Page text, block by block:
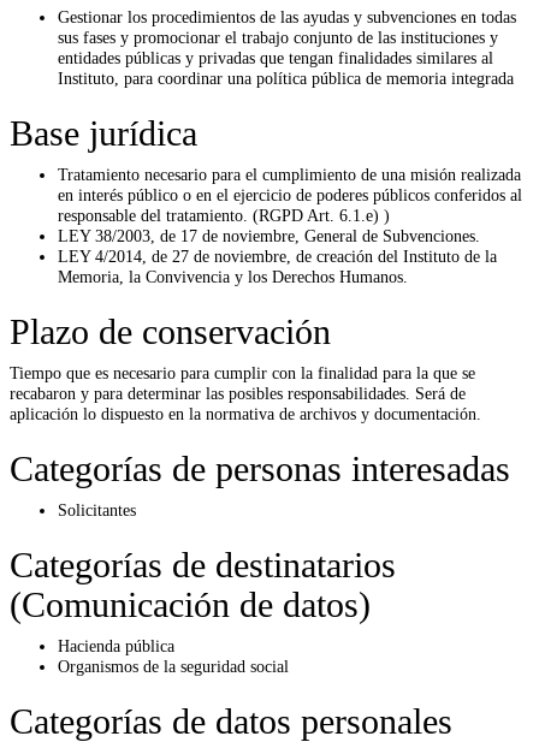
Gestionar los procedimientos de las ayudas y subvenciones en todas
sus fases y promocionar el trabajo conjunto de las instituciones y
entidades públicas y privadas que tengan finalidades similares al
Instituto, para coordinar una política pública de memoria integrada
Base jurídica
Tratamiento necesario para el cumplimiento de una misión realizada
en interés público o en el ejercicio de poderes públicos conferidos al
responsable del tratamiento. (RGPD Art. 6.1.e) )
LEY 38/2003, de 17 de noviembre, General de Subvenciones.
LEY 4/2014, de 27 de noviembre, de creación del Instituto de la
Memoria, la Convivencia y los Derechos Humanos.
Plazo de conservación
Tiempo que es necesario para cumplir con la finalidad para la que se
recabaron y para determinar las posibles responsabilidades. Será de
aplicación lo dispuesto en la normativa de archivos y documentación.
Categorías de personas interesadas
Solicitantes
Categorías de destinatarios
(Comunicación de datos)
Hacienda pública
Organismos de la seguridad social
Categorías de datos personales